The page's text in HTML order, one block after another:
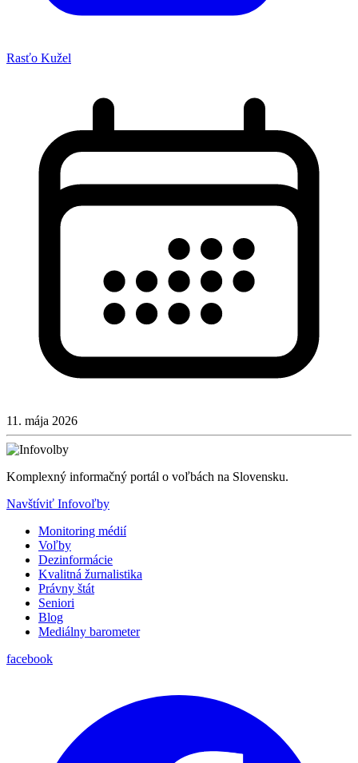
Rasťo Kužel
11. mája 2026
Komplexný informačný portál o voľbách na Slovensku.
Navštíviť Infovoľby
Monitoring médií
Voľby
Dezinformácie
Kvalitná žurnalistika
Právny štát
Seniori
Blog
Mediálny barometer
facebook